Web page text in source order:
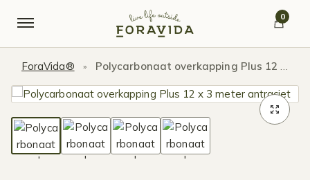
0
ForaVida® » Polycarbonaat overkapping Plus 12 x 3 meter antraciet